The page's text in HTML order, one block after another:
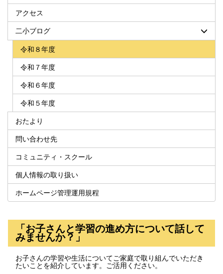
アクセス
二小ブログ
令和８年度
令和７年度
令和６年度
令和５年度
おたより
問い合わせ先
コミュニティ・スクール
個人情報の取り扱い
ホームページ管理運用規程
「お子さんと学習の進め方について話して
みませんか？」
お子さんの学習や生活についてご家庭で取り組んでいただき
たいことを紹介しています。ご活用ください。